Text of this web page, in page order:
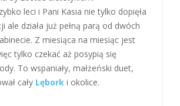
leci i Pani Kasia nie tylko dopięła
ale działa już pełną parą od dwóch
Z miesiąca na miesiąc jest
tylko czekać aż posypią się
To wspaniały, małżeński duet,
cały Lębork i okolice.